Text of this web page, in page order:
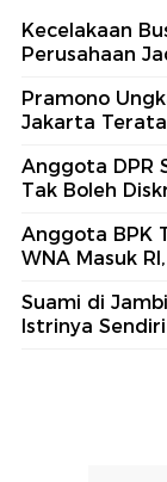
Kecelakaan
Perusahaan
Pramono
Jakarta
Anggota DPR
Tak Boleh
Anggota BPK
WNA Masuk
Suami di
Istrinya Sendiri